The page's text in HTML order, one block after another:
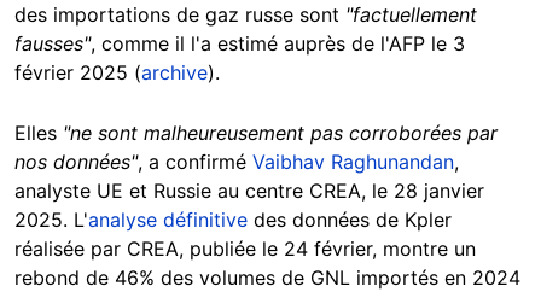
des importations de gaz russe sont "factuellement
fausses", comme il l'a estimé auprès de l'AFP le 3
février 2025 (archive).
Elles "ne sont malheureusement pas corroborées par
nos données", a confirmé Vaibhav Raghunandan,
analyste UE et Russie au centre CREA, le 28 janvier
2025. L'analyse définitive des données de Kpler
réalisée par CREA, publiée le 24 février, montre un
rebond de 46% des volumes de GNL importés en 2024